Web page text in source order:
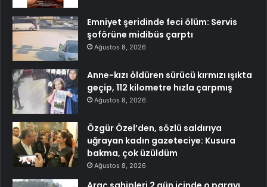
Emniyet şeridinde feci ölüm: Servis
şoförüne midibüs çarptı
Ağustos 8, 2026
Anne-kızı öldüren sürücü kırmızı ışıkta
geçip, 112 kilometre hızla çarpmış
Ağustos 8, 2026
Özgür Özel’den, sözlü saldırıya
uğrayan kadın gazeteciye: Kusura
bakma, çok üzüldüm
Ağustos 8, 2026